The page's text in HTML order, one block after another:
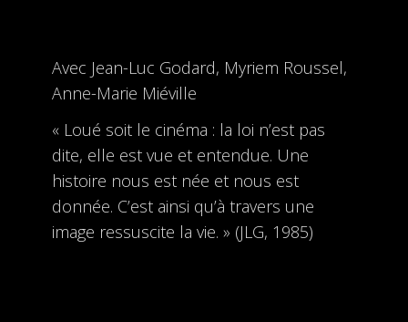
Avec Jean-Luc Godard, Myriem Roussel,
Anne-Marie Miéville
« Loué soit le cinéma : la loi n’est pas
dite, elle est vue et entendue. Une
histoire nous est née et nous est
donnée. C’est ainsi qu’à travers une
image ressuscite la vie. » (JLG, 1985)